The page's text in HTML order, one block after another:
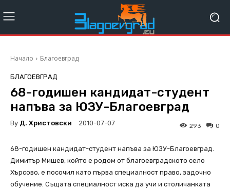
Начало Благоевград
БЛАГОЕВГРАД
68-годишен кандидат-студент
напъва за ЮЗУ-Благоевград
By Д. Христовски 2010-07-07 0
293
68-годишен кандидат-студент напъва за ЮЗУ-Благоевград.
Димитър Мишев, който е родом от благоевградското село
Хърсово, е посочил като първа специалност право, задочно
обучение. Същата специалност иска да учи и столичанката